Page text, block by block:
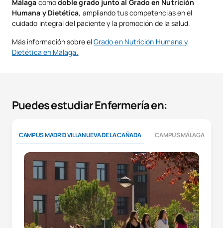
Málaga comodoble grado junto al Grado en Nutrición
Humana y Dietética, ampliando tus competencias en el
cuidado integral del paciente y la promoción de la salud.
Más información sobre elGrado en Nutrición Humana y
Dietética en Málaga.
Puedes estudiar Enfermería en:
CAMPUS MADRID VILLANUEVA DE LA CAÑADA CAMPUS MÁLAGA